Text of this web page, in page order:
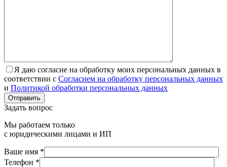
Я даю согласие на обработку моих персональных данных в
соответствии с Согласием на обработку персональных данных
и Политикой обработки персональных данных
Отправить
Задать вопрос
Мы работаем только
с юридическими лицами и ИП
Ваше имя *
Телефон *